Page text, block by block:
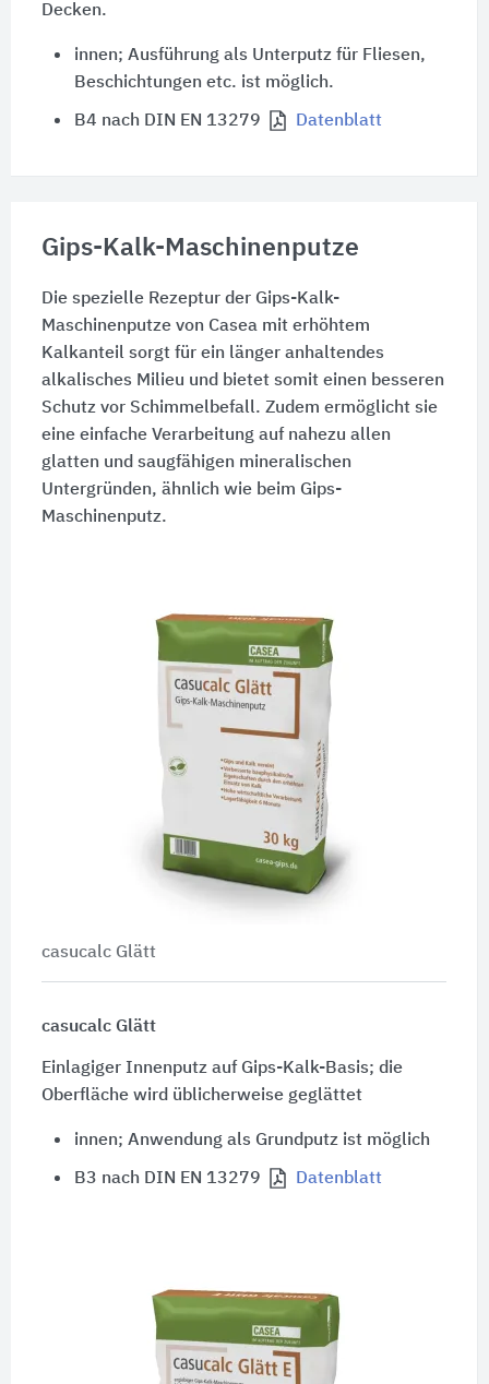
Decken.
innen; Ausführung als Unterputz für Fliesen,
Beschichtungen etc. ist möglich.
B4 nach DIN EN 13279 Datenblatt
Gips-Kalk-Maschinenputze
Die spezielle Rezeptur der Gips-Kalk-
Maschinenputze von Casea mit erhöhtem
Kalkanteil sorgt für ein länger anhaltendes
alkalisches Milieu und bietet somit einen besseren
Schutz vor Schimmelbefall. Zudem ermöglicht sie
eine einfache Verarbeitung auf nahezu allen
glatten und saugfähigen mineralischen
Untergründen, ähnlich wie beim Gips-
Maschinenputz.
casucalc Glätt
casucalc Glätt
Einlagiger Innenputz auf Gips-Kalk-Basis; die
Oberfläche wird üblicherweise geglättet
innen; Anwendung als Grundputz ist möglich
B3 nach DIN EN 13279 Datenblatt